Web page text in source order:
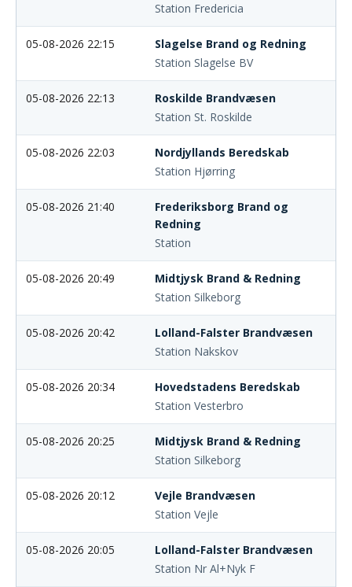
Station Fredericia
05-08-2026 22:15
Slagelse Brand og Redning
Station Slagelse BV
05-08-2026 22:13
Roskilde Brandvæsen
Station St. Roskilde
05-08-2026 22:03
Nordjyllands Beredskab
Station Hjørring
05-08-2026 21:40
Frederiksborg Brand og
Redning
Station
05-08-2026 20:49
Midtjysk Brand & Redning
Station Silkeborg
05-08-2026 20:42
Lolland-Falster Brandvæsen
Station Nakskov
05-08-2026 20:34
Hovedstadens Beredskab
Station Vesterbro
05-08-2026 20:25
Midtjysk Brand & Redning
Station Silkeborg
05-08-2026 20:12
Vejle Brandvæsen
Station Vejle
05-08-2026 20:05
Lolland-Falster Brandvæsen
Station Nr Al+Nyk F